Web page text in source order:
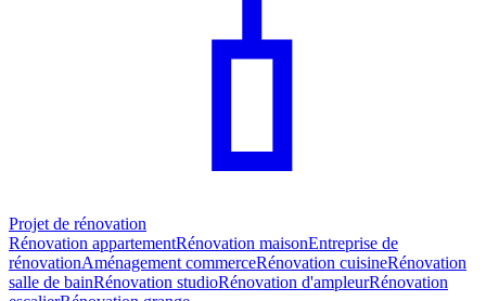
Projet de rénovation
Rénovation appartementRénovation maisonEntreprise de
rénovationAménagement commerceRénovation cuisineRénovation
salle de bainRénovation studioRénovation d'ampleurRénovation